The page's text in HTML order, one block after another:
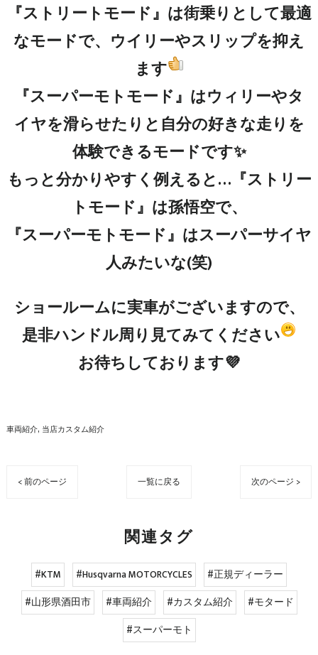
『ストリートモード』は街乗りとして最適
なモードで、ウイリーやスリップを抑え
ます
『スーパーモトモード』はウィリーやタ
イヤを滑らせたりと自分の好きな走りを
体験できるモードです✨
もっと分かりやすく例えると…『ストリー
トモード』は孫悟空で、
『スーパーモトモード』はスーパーサイヤ
人みたいな(笑)
ショールームに実車がございますので、
是非ハンドル周り見てみてください
お待ちしております💜
車両紹介 当店カスタム紹介
< 前のページ 一覧に戻る 次のページ >
関連タグ
#KTM #Husqvarna MOTORCYCLES
#正規ディーラー
#山形県酒田市
#車両紹介 #カスタム紹介
#モタード
#スーパーモト